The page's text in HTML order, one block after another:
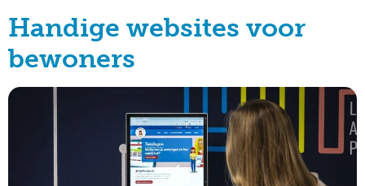
Handige websites voor
bewoners